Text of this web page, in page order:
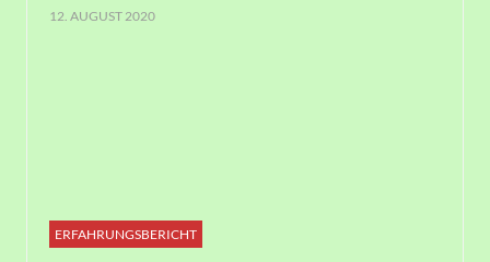
12. AUGUST 2020
ERFAHRUNGSBERICHT